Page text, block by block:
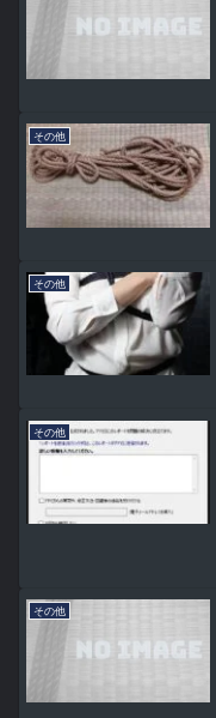
その他
その他
その他
その他